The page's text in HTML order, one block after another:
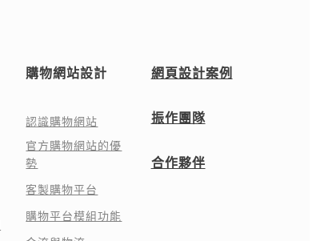
購物網站設計
認識購物網站
官方購物網站的優
勢
客製購物平台
購物平台模組功能
網頁設計案例
振作團隊
合作夥伴